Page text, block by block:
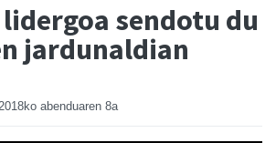
sendotu du
jardunaldian
2018ko abenduaren 8a